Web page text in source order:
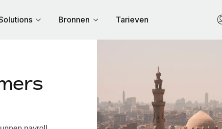
Bronnen Tarieven